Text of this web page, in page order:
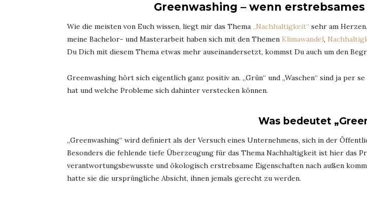
Greenwashing – wenn
Wie die meisten von Euch wissen, liegt mir das Thema „Nachhaltigkeit“ sehr am
meine Bachelor- und Masterarbeit haben sich mit den Themen Klimawandel,
Du Dich mit diesem Thema etwas mehr auseinandersetzt, kommst Du auch um den
Greenwashing hört sich eigentlich ganz positiv an. „Grün“ und „Waschen“ sind ja per
hat und welche Probleme sich dahinter verstecken können.
Was bedeutet
„Greenwashing“ wird definiert als der Versuch eines Unternehmens, sich in der
Besonders die fehlende tiefe Überzeugung für das Thema Nachhaltigkeit ist hier das
verantwortungsbewusste und ökologisch erstrebsame Eigenschaften nach außen
hatte sie die ursprüngliche Absicht, ihnen jemals gerecht zu werden.